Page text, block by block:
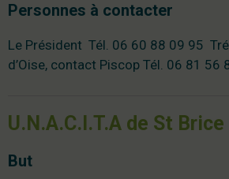
Personnes à contacter
Le Président Tél. 06 60 88 09 95
d’Oise, contact Piscop Tél. 06 81 56
U.N.A.C.I.T.A de St
But